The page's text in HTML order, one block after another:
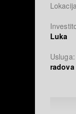
Luka
Usluga: